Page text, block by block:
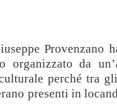
Provenzano
organizzato da
perché tra
presenti in